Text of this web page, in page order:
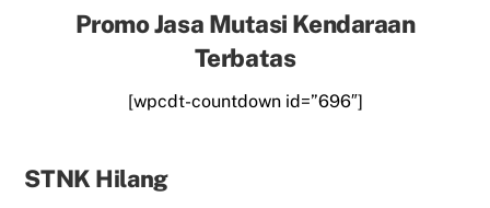
Promo Jasa Mutasi Kendaraan
Terbatas
[wpcdt-countdown id=”696″]
STNK Hilang